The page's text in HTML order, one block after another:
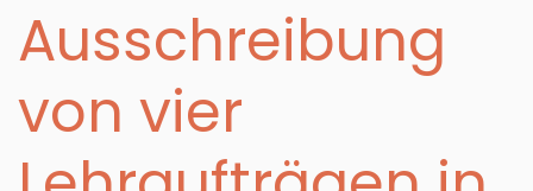
Ausschreibung
von vier